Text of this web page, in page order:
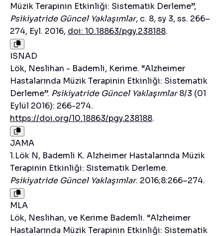
Müzik Terapinin Etkinliği: Sistematik Derleme”,
Psikiyatride Güncel Yaklaşımlar, c. 8, sy 3, ss. 266–
274, Eyl. 2016, doi: 10.18863/pgy.238188.
ISNAD
Lök, Neslihan - Bademli, Kerime. “Alzheimer
Hastalarında Müzik Terapinin Etkinliği: Sistematik
Derleme”. Psikiyatride Güncel Yaklaşımlar8/3 (01
Eylül 2016): 266-274.
https://doi.org/10.18863/pgy.238188.
JAMA
1.Lök N, Bademli K. Alzheimer Hastalarında Müzik
Terapinin Etkinliği: Sistematik Derleme.
Psikiyatride Güncel Yaklaşımlar. 2016;8:266–274.
MLA
Lök, Neslihan, ve Kerime Bademli. “Alzheimer
Hastalarında Müzik Terapinin Etkinliği: Sistematik